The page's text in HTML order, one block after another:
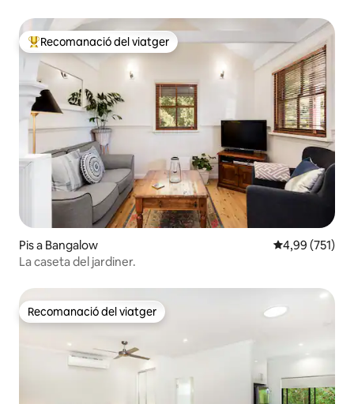
Principals recomanacions dels viatgers
Recomanació del viatger
Pis a Bangalow 4,99 de
4,99 (751)
La caseta del jardiner.
Recomanació del viatger
Recomanació del viatger